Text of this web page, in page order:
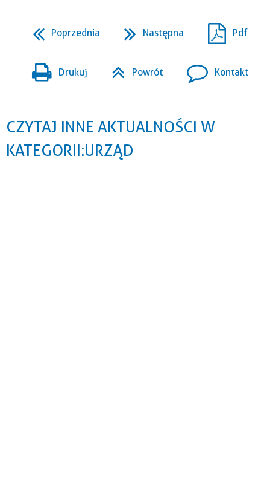
Poprzednia Następna Pdf
Drukuj Powrót Kontakt
CZYTAJ INNE AKTUALNOŚCI W
KATEGORII: URZĄD